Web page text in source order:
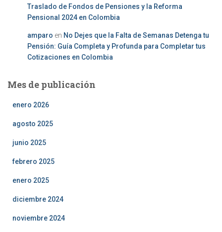
Traslado de Fondos de Pensiones y la Reforma
Pensional 2024 en Colombia
amparo en No Dejes que la Falta de Semanas Detenga tu
Pensión: Guía Completa y Profunda para Completar tus
Cotizaciones en Colombia
Mes de publicación
enero 2026
agosto 2025
junio 2025
febrero 2025
enero 2025
diciembre 2024
noviembre 2024